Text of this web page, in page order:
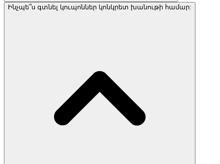
Ինչպե՞ս գտնել կուպոններ կոնկրետ խանութի համար: